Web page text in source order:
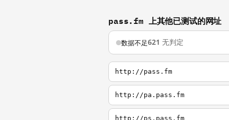
pass.fm 上其他已测试的网址
数据不足621 无判定
http://pass.fm
http://pa.pass.fm
http://ps.pass.fm